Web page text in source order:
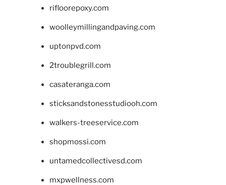
rifloorepoxy.com
woolleymillingandpaving.com
uptonpvd.com
2troublegrill.com
casateranga.com
sticksandstonesstudiooh.com
walkers-treeservice.com
shopmossi.com
untamedcollectivesd.com
mxpwellness.com